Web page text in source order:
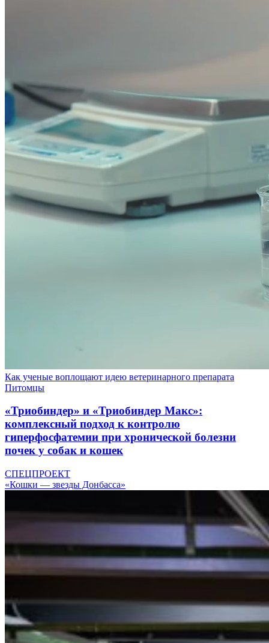
Как ученые воплощают идею ветеринарного препарата
Питомцы
«Триобиндер» и «Триобиндер Макс»:
комплексный подход к контролю
гиперфосфатемии при хронической болезни
почек у собак и кошек
СПЕЦПРОЕКТ
«Кошки — звезды Донбасса»